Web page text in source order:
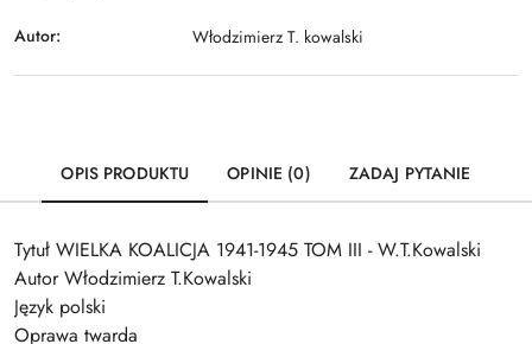
Autor: Włodzimierz T. kowalski
OPIS PRODUKTU OPINIE (0) ZADAJ PYTANIE
Tytuł WIELKA KOALICJA 1941-1945 TOM III - W.T.Kowalski
Autor Włodzimierz T.Kowalski
Język polski
Oprawa twarda